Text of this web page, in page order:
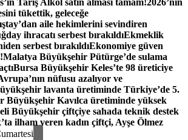
Tariş Alkol satın alması tamam!2026’nın
tükettik, geleceğe
aile hekimlerini sevindiren
ihracatı serbest bırakıldıEkmeklik
serbest bırakıldıEkonomiye güven
Malatya Büyükşehir Pütürge’de sulama
Bursa Büyükşehir Keles’te 98 üreticiye
nüfusu azalıyor ve
lavanta üretiminde Türkiye’de 5.
Büyükşehir Kavılca üretiminde yüksek
Büyükşehir çiftçiye sahada teknik destek
ilham veren kadın çiftçi, Ayşe Ölmez